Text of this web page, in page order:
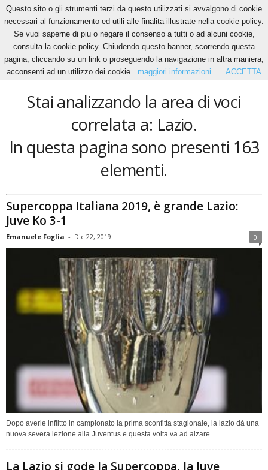
Home Tags Lazio
Lazio
Stai analizzando la area di voci
correlata a: Lazio.
In questa pagina sono presenti 163
elementi.
Supercoppa Italiana 2019, è grande Lazio:
Juve Ko 3-1
Emanuele Foglia - Dic 22, 2019 0
Dopo averle inflitto in campionato la prima sconfitta stagionale, la lazio dà una
nuova severa lezione alla Juventus e questa volta va ad alzare...
La Lazio si gode la Supercoppa, la Juve
Questo sito o gli strumenti terzi da questo utilizzati si avvalgono di cookie
necessari al funzionamento ed utili alle finalita illustrate nella cookie policy.
Se vuoi saperne di piu o negare il consenso a tutti o ad alcuni cookie,
consulta la cookie policy. Chiudendo questo banner, scorrendo questa
pagina, cliccando su un link o proseguendo la navigazione in altra maniera,
acconsenti ad un utilizzo dei cookie.
maggiori informazioni ACCETTA